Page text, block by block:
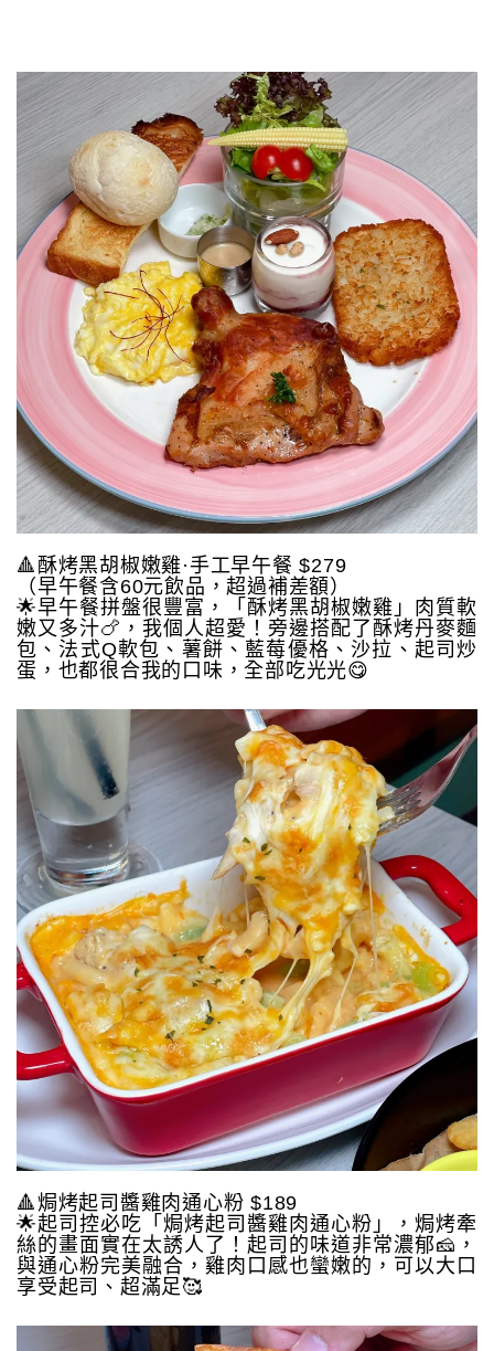
🔺酥烤黑胡椒嫩雞·手工早午餐 $279
（早午餐含60元飲品，超過補差額）
🌟早午餐拼盤很豐富，「酥烤黑胡椒嫩雞」肉質軟
嫩又多汁🍗，我個人超愛！旁邊搭配了酥烤丹麥麵
包、法式Q軟包、薯餅、藍莓優格、沙拉、起司炒
蛋，也都很合我的口味，全部吃光光😋
🔺焗烤起司醬雞肉通心粉 $189
🌟起司控必吃「焗烤起司醬雞肉通心粉」，焗烤牽
絲的畫面實在太誘人了！起司的味道非常濃郁🧀️，
與通心粉完美融合，雞肉口感也蠻嫩的，可以大口
享受起司、超滿足🥰